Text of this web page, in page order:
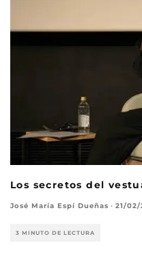
Los secretos del
José María Espí Dueñas · 21/02/
3 MINUTO DE LECTURA